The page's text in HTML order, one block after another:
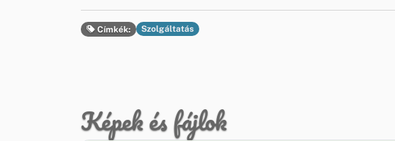
Címkék: Szolgáltatás
Képek és fájlok